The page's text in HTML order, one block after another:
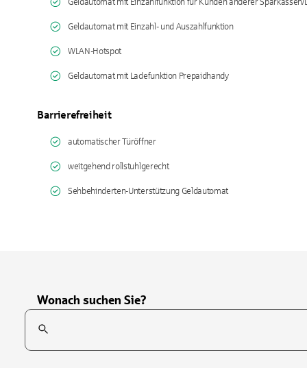
Geldautomat mit Einzahlfunktion für Kunden anderer Sparkassen/
Geldautomat mit Einzahl- und Auszahlfunktion
WLAN-Hotspot
Geldautomat mit Ladefunktion Prepaidhandy
Barrierefreiheit
automatischer Türöffner
weitgehend rollstuhlgerecht
Sehbehinderten-Unterstützung Geldautomat
Wonach suchen Sie?
Suchfeld